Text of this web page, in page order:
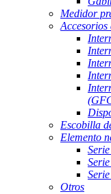
Medidor
Escobilla
Elemento
Otros